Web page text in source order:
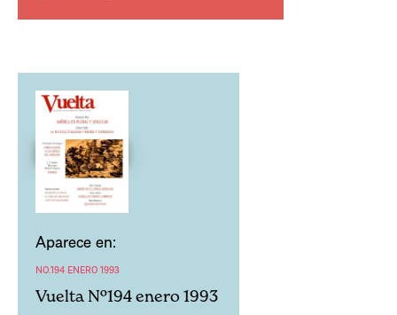
Aparece en:
NO.194 ENERO 1993
Vuelta Nº194 enero 1993